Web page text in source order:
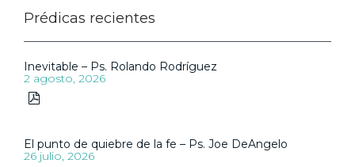
Prédicas recientes
Inevitable – Ps. Rolando Rodríguez
2 agosto, 2026

El punto de quiebre de la fe – Ps. Joe DeAngelo
26 julio, 2026